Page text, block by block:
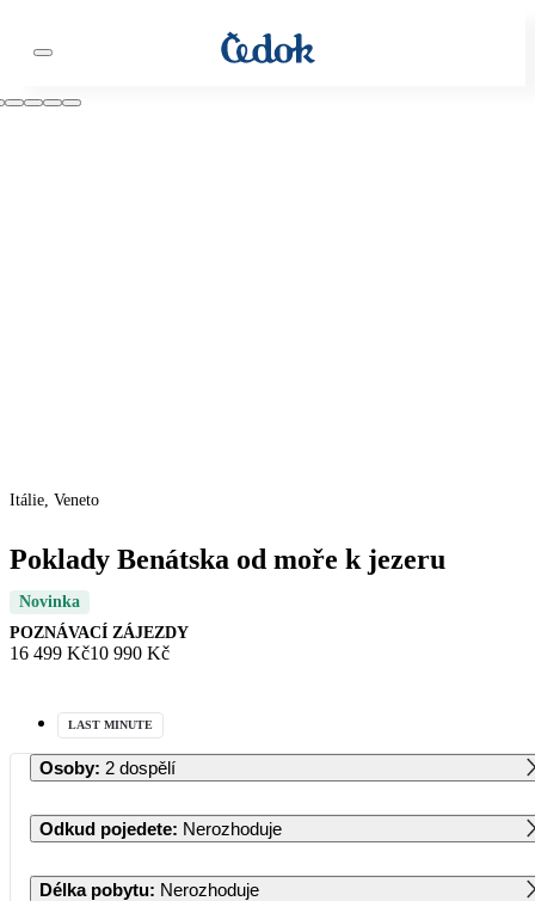
Itálie, Veneto
Poklady Benátska od moře k jezeru
Novinka
POZNÁVACÍ ZÁJEZDY
16 499 Kč10 990 Kč
LAST MINUTE
Osoby: 2 dospělí
Odkud pojedete: Nerozhoduje
Délka pobytu: Nerozhoduje